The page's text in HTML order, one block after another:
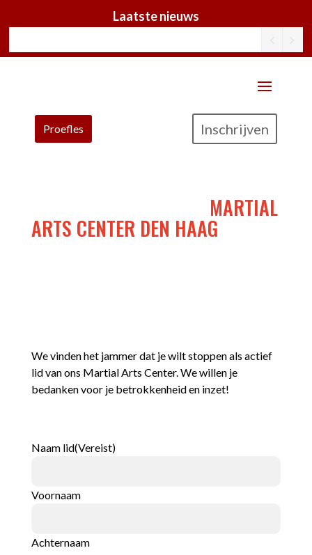
Laatste nieuws
Proefles Inschrijven
MARTIAL
ARTS CENTER DEN HAAG
We vinden het jammer dat je wilt stoppen als actief
lid van ons Martial Arts Center. We willen je
bedanken voor je betrokkenheid en inzet!
Naam lid(Vereist)
Voornaam
Achternaam